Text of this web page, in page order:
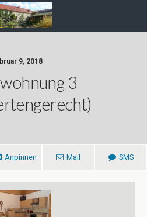
9, 2018
3
Anpinnen Mail SMS